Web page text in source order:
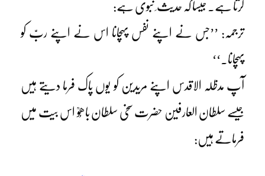
کرتا ہے۔ جیسا کہ حدیث ِ نبوی ہے:
ترجمہ: ’’جس نے اپنے نفس پہچانا اس نے اپنے ربّ کو
پہچانا۔‘‘
آپ مدظلہ الاقدس اپنے مریدین کو یوں پاک فرما دیتے ہیں
جیسے سلطان العارفین حضرت سخی سلطان باھُوؒ اس بیت میں
فرماتے ہیں: